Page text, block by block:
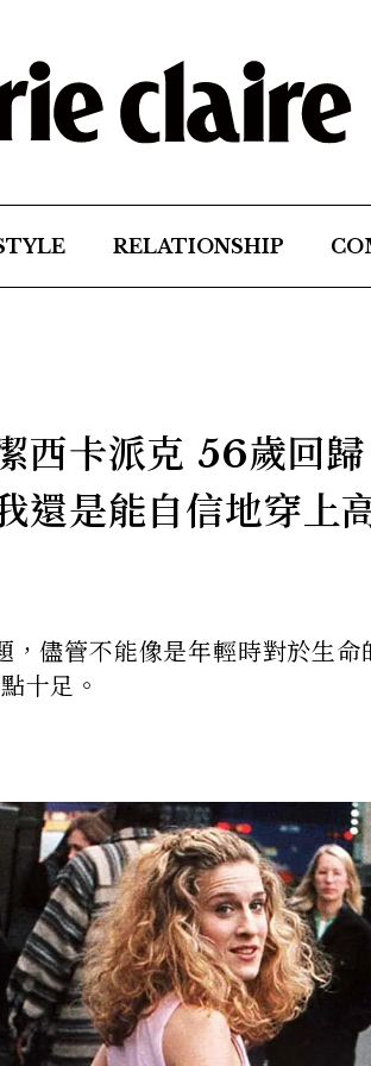
RELATIONSHIP
西卡派克 56歲回
還是能自信地穿上
儘管不能像是年輕時對於生命
十足。